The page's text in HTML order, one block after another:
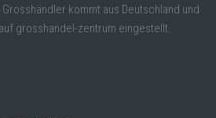
kommt aus Deutschland und
grosshandel-zentrum eingestellt.